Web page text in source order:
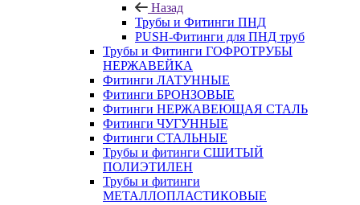
Назад
Трубы и Фитинги ПНД
PUSH-Фитинги для ПНД труб
Трубы и Фитинги ГОФРОТРУБЫ
НЕРЖАВЕЙКА
Фитинги ЛАТУННЫЕ
Фитинги БРОНЗОВЫЕ
Фитинги НЕРЖАВЕЮЩАЯ СТАЛЬ
Фитинги ЧУГУННЫЕ
Фитинги СТАЛЬНЫЕ
Трубы и фитинги СШИТЫЙ
ПОЛИЭТИЛЕН
Трубы и фитинги
МЕТАЛЛОПЛАСТИКОВЫЕ